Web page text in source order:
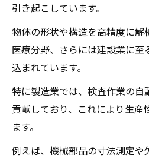
引き起こしています。
物体の形状や構造を高精度に
医療分野、さらには建設業に
込まれています。
特に製造業では、検査作業の
貢献しており、これにより生産
ます。
例えば、機械部品の寸法測定